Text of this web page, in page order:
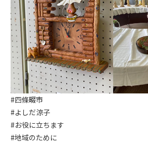
#四條畷市
#よしだ涼子
#お役に立ちます
#地域のために